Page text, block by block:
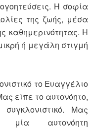
Η σοφία
της ζωής, μέσα
καθημερινότητας. Η
ή μεγάλη στιγμή
το Ευαγγέλιο
είπε το αυτονόητο,
Μας
αυτονόητη